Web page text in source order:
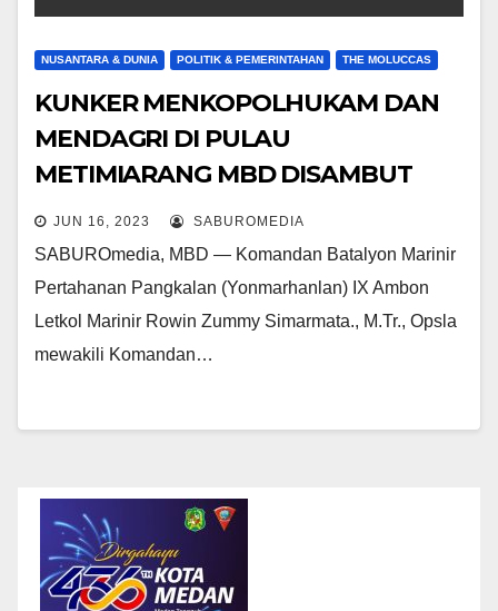
NUSANTARA & DUNIA POLITIK & PEMERINTAHAN THE MOLUCCAS
KUNKER MENKOPOLHUKAM DAN
MENDAGRI DI PULAU
METIMIARANG MBD DISAMBUT
DANYONMARHANLAN IX
JUN 16, 2023 SABUROMEDIA
SABUROmedia, MBD — Komandan Batalyon Marinir
Pertahanan Pangkalan (Yonmarhanlan) IX Ambon
Letkol Marinir Rowin Zummy Simarmata., M.Tr., Opsla
mewakili Komandan…